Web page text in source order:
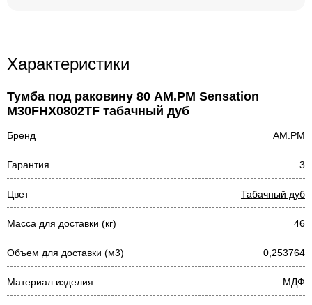
Характеристики
Тумба под раковину 80 AM.PM Sensation
M30FHX0802TF табачный дуб
Бренд AM.PM
Гарантия 3
Цвет Табачный дуб
Масса для доставки (кг) 46
Объем для доставки (м3) 0,253764
Материал изделия МДФ